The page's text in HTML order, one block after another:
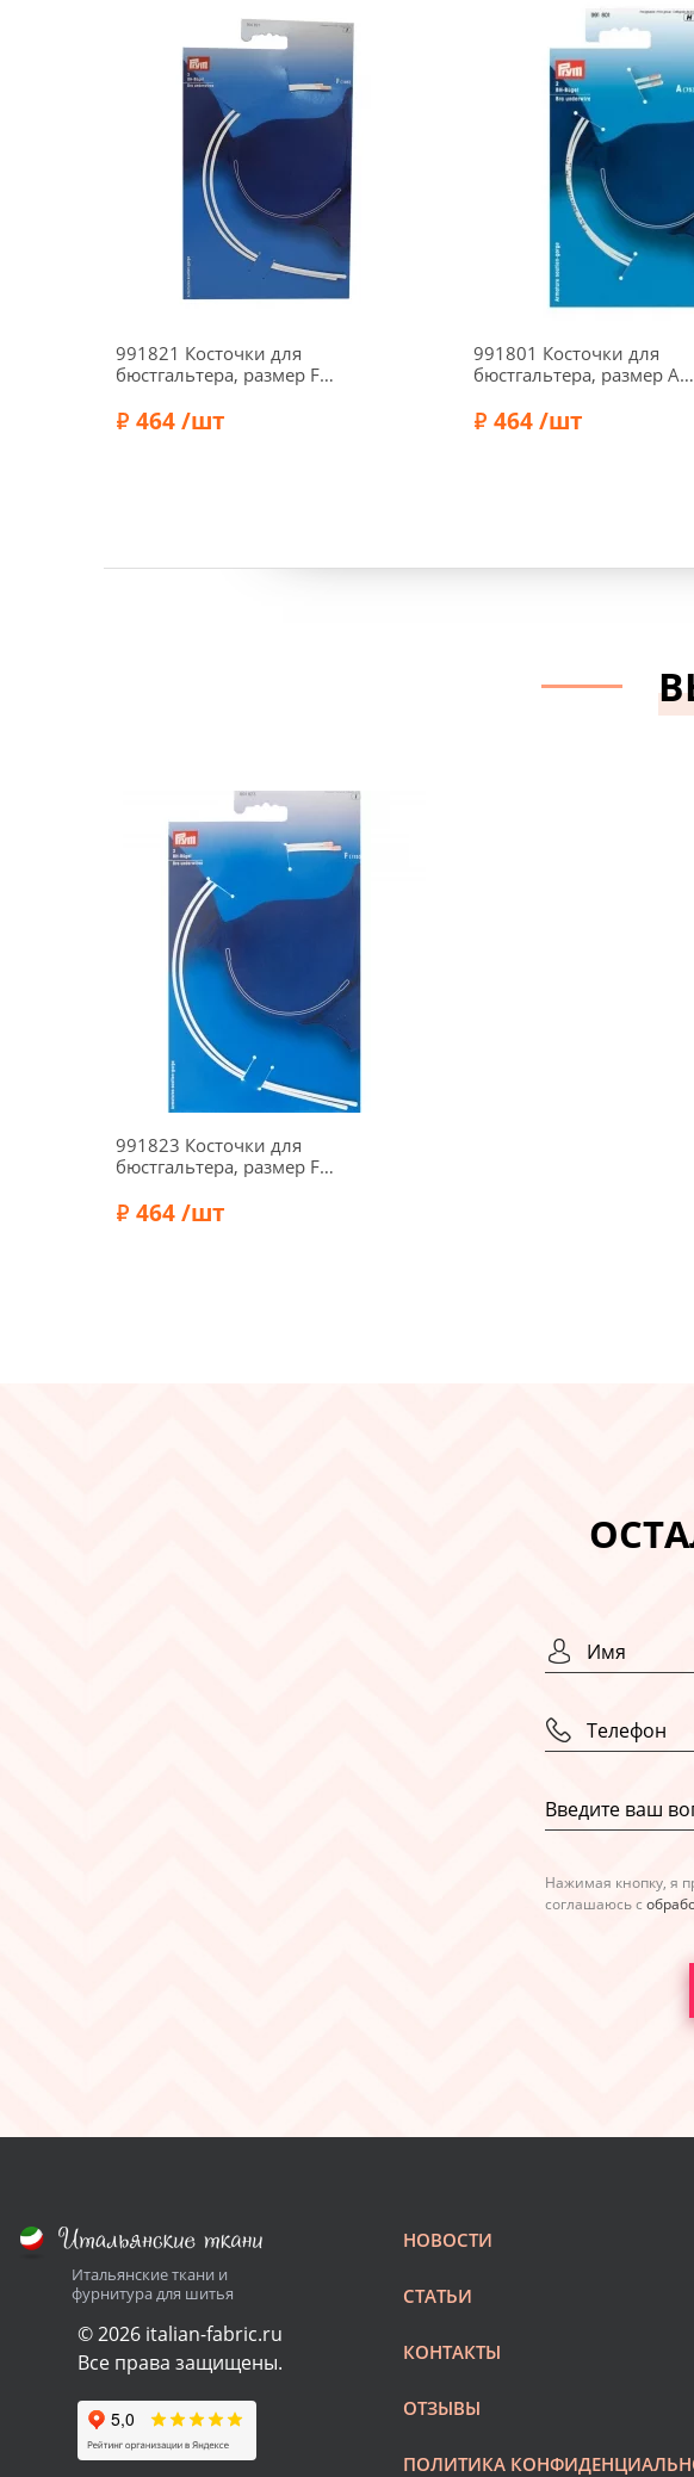
991821 Косточки для
бюстгальтера, размер F
464 /шт
Бренд: Prym
991801 Косточки для
бюстгальтера, размер А
464 /шт
991823 Косточки для
бюстгальтера, размер F
464 /шт
Нажимая кнопку, я
соглашаюсь с
Итальянские ткани и
фурнитура для шитья
© 2026 italian-fabric.ru
Все права защищены.
НОВОСТИ
СТАТЬИ
КОНТАКТЫ
ОТЗЫВЫ
ПОЛИТИКА